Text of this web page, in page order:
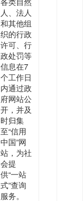
人、法人
和其他组
织的行政
许可、行
政处罚等
信息在7
个工作日
内通过政
府网站公
开，并及
时归集
至“信用
中国”网
站，为社
会提
供“一站
式”查询
服务。